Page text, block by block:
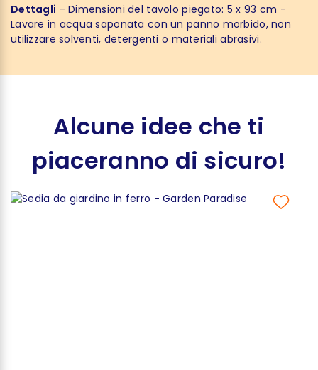
Dettagli - Dimensioni del tavolo piegato: 5 x 93 cm -
Lavare in acqua saponata con un panno morbido, non
utilizzare solventi, detergenti o materiali abrasivi.
Alcune idee che ti
piaceranno di sicuro!